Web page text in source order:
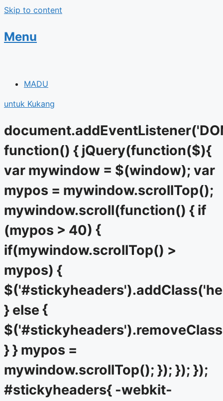
Skip to content
Menu
MADU
untuk Kukang
function() { jQuery(function($){
var mywindow = $(window); var
mypos = mywindow.scrollTop();
mywindow.scroll(function() { if
(mypos > 40) {
if(mywindow.scrollTop() >
mypos) {
} else {
} } mypos =
mywindow.scrollTop(); }); }); });
#stickyheaders{ -webkit-